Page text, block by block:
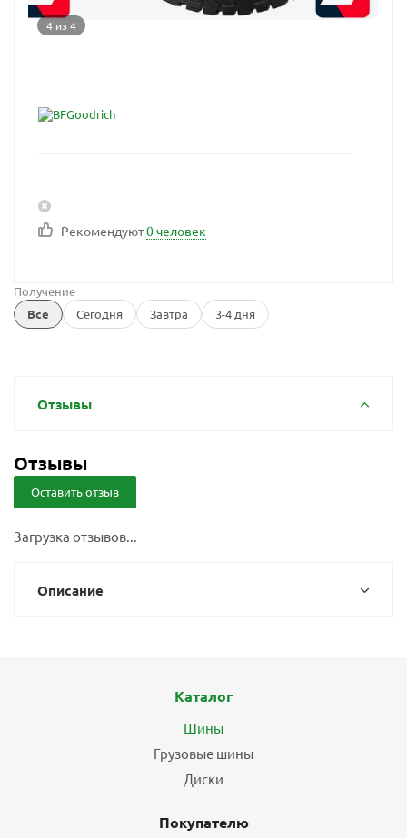
4 из 4
Рекомендуют0 человек
Получение
Все
Сегодня Завтра 3-4 дня
Отзывы
Отзывы
Оставить отзыв
Загрузка отзывов...
Описание
Каталог
Шины
Грузовые шины
Диски
Покупателю